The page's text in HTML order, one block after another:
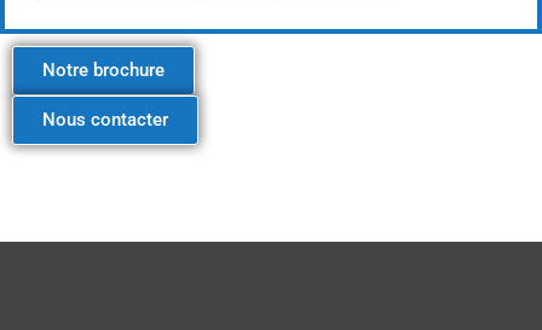
Notre brochure
Nous contacter